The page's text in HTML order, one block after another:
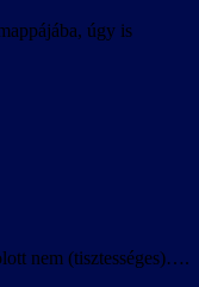
úgy is
nem (tisztességes)….